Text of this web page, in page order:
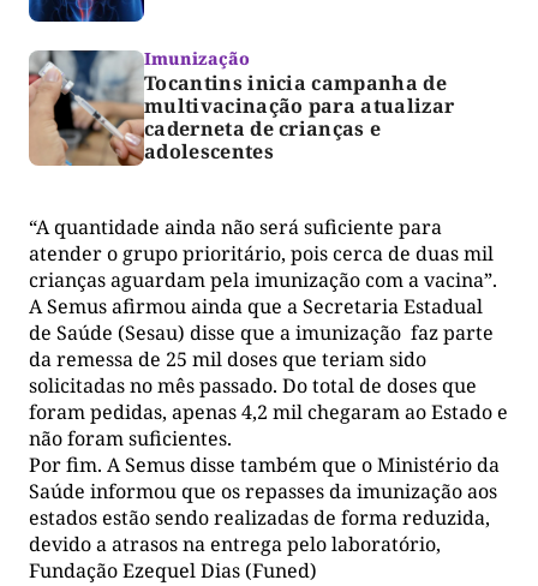
Imunização
Tocantins inicia campanha de
multivacinação para atualizar
caderneta de crianças e
adolescentes
“A quantidade ainda não será suficiente para
atender o grupo prioritário, pois cerca de duas mil
crianças aguardam pela imunização com a vacina”.
A Semus afirmou ainda que a Secretaria Estadual
de Saúde (Sesau) disse que a imunização faz parte
da remessa de 25 mil doses que teriam sido
solicitadas no mês passado. Do total de doses que
foram pedidas, apenas 4,2 mil chegaram ao Estado e
não foram suficientes.
Por fim. A Semus disse também que o Ministério da
Saúde informou que os repasses da imunização aos
estados estão sendo realizadas de forma reduzida,
devido a atrasos na entrega pelo laboratório,
Fundação Ezequel Dias (Funed)